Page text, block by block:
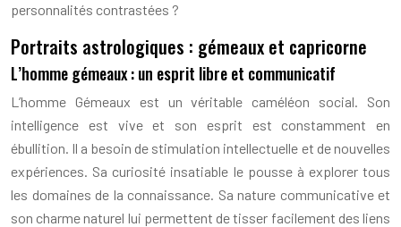
personnalités contrastées ?
Portraits astrologiques : gémeaux et capricorne
L’homme gémeaux : un esprit libre et communicatif
L’homme Gémeaux est un véritable caméléon social. Son
intelligence est vive et son esprit est constamment en
ébullition. Il a besoin de stimulation intellectuelle et de nouvelles
expériences. Sa curiosité insatiable le pousse à explorer tous
les domaines de la connaissance. Sa nature communicative et
son charme naturel lui permettent de tisser facilement des liens